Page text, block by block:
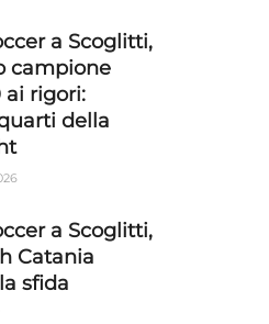
a Scoglitti,
campione
ai rigori:
della
a Scoglitti,
Catania
sfida